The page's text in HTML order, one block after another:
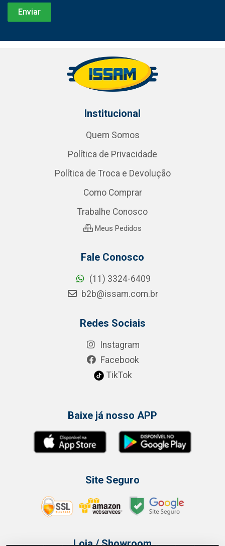
Institucional
Quem Somos
Política de Privacidade
Política de Troca e Devolução
Como Comprar
Trabalhe Conosco
Meus Pedidos
Fale Conosco
(11) 3324-6409
b2b@issam.com.br
Redes Sociais
Instagram
Facebook
TikTok
Baixe já nosso APP
Site Seguro
Loja / Showroom